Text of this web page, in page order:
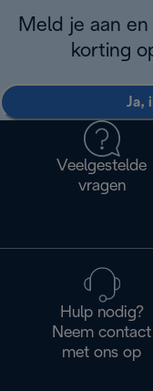
Meld je aan
korting
Ja,
Veelgestelde
vragen
Hulp nodig?
Neem contact
met ons op